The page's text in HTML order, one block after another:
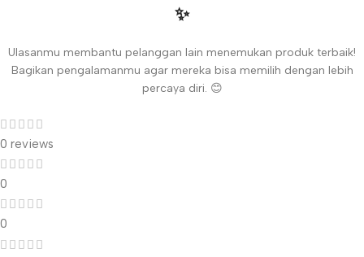
✨
Ulasanmu membantu pelanggan lain menemukan produk terbaik!
Bagikan pengalamanmu agar mereka bisa memilih dengan lebih
percaya diri. 😊
0 reviews
0
0